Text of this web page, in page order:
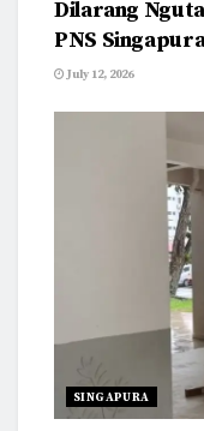
Dilarang
PNS
July 12, 2026
SINGAPURA